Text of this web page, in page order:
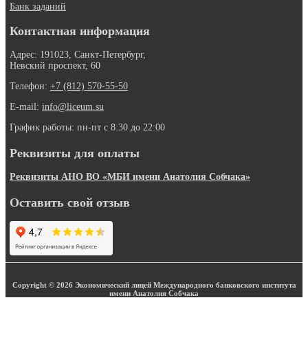
Банк заданий
Контактная информация
Адрес: 191023, Санкт-Петербург,
Невский проспект, 60
Телефон: +7 (812) 570-55-50
E-mail: info@liceum.su
График работы: пн-пт с 8:30 до 22:00
Реквизиты для оплаты
Реквизиты АНО ВО «МБИ имени Анатолия Собчака»
Оставить свой отзыв
Copyright © 2026 Экономический лицей Международного банковского института
имени Анатолия Собчака